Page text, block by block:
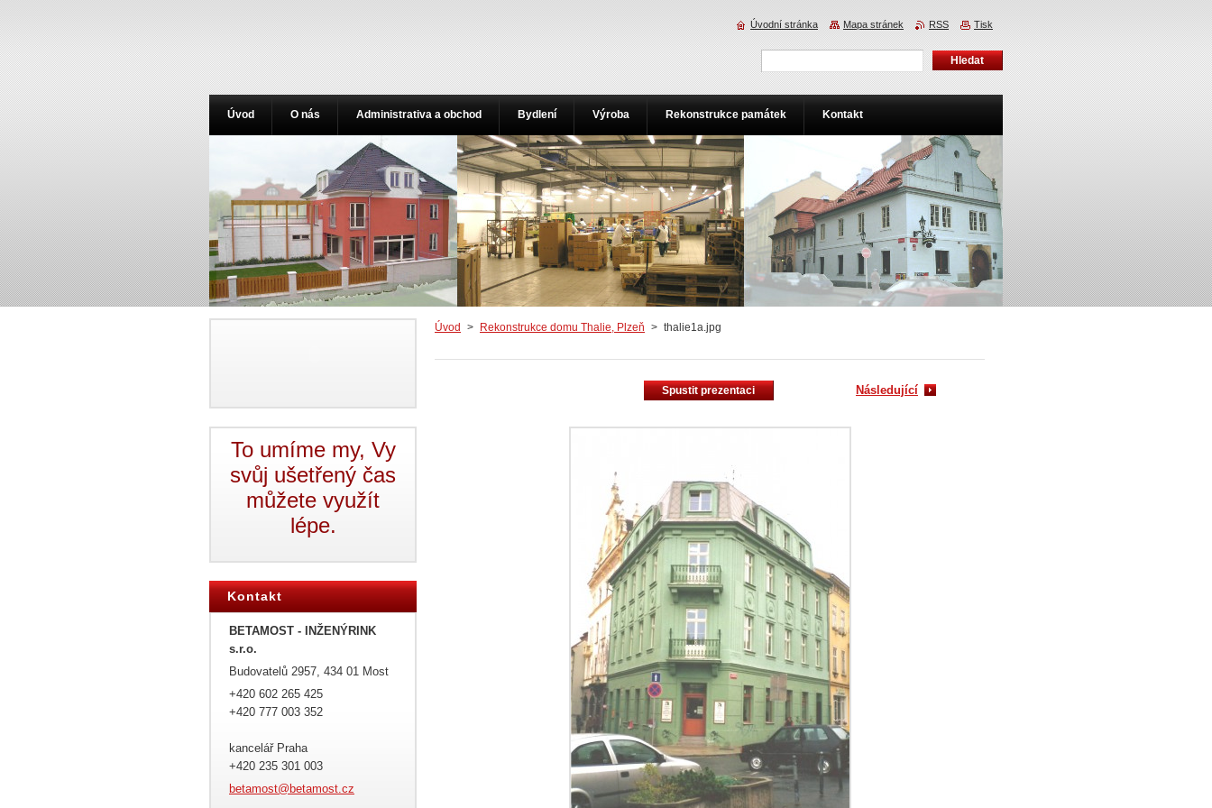
Úvod > Rekonstrukce domu Thalie, Plzeň > thalie1a.jpg
Spustit prezentaci Následující
To umíme my, Vy
svůj ušetřený čas
můžete využít
lépe.
Kontakt
BETAMOST - INŽENÝRINK
s.r.o.
Budovatelů 2957, 434 01 Most
+420 602 265 425
+420 777 003 352
kancelář Praha
+420 235 301 003
betamost@betamost.cz
Úvod O nás Administrativa a obchod Bydlení Výroba Rekonstrukce památek Kontakt
Úvodní stránka Mapa stránek RSS Tisk